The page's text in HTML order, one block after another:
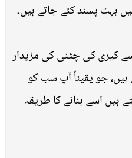
بہت پسند کئے جاتے ہیں۔
کیری کی چٹنی کی مزیدار
جو یقیناً آپ سب کو
ہیں اسے بنانے کا طریقہ